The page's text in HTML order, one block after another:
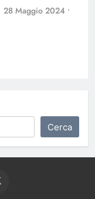
28 Maggio 2024 •
Cerca